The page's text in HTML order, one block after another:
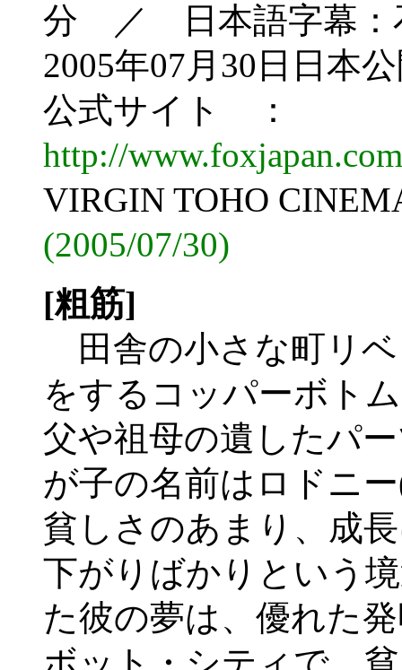
分 ／ 日本語字幕：
2005年07月30日日本
公式サイト ：
http://
VIRGIN TOHO
(2005/07/30)
[粗筋]
田舎の小さな町リ
をするコッパーボト
父や祖母の遺したパ
が子の名前はロドニ
貧しさのあまり、成
下がりばかりという
た彼の夢は、優れた